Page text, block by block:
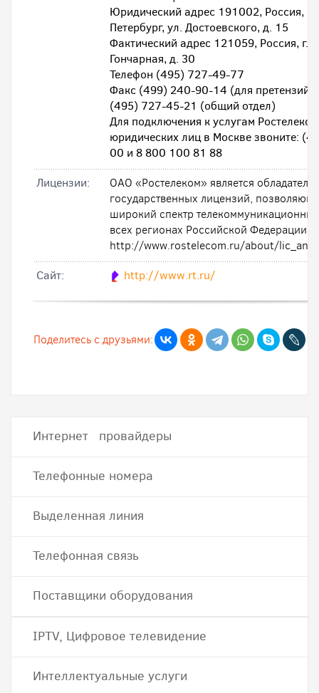
Юридический адрес 191002, Россия, г.
Петербург, ул. Достоевского, д. 15
Фактический адрес 121059, Россия, г.
Гончарная, д. 30
Телефон (495) 727-49-77
Факс (499) 240-90-14 (для претензий
(495) 727-45-21 (общий отдел)
Для подключения к услугам
юридических лиц в Москве звоните:
00 и 8 800 100 81 88
Лицензии:
ОАО «Ростелеком» является
государственных лицензий,
широкий спектр
всех регионах Российской Федерации.
http://www.rostelecom.ru/about/
Cайт:
http://www.rt.ru/
Поделитесь с друзьями:
Интернет провайдеры
Телефонные номера
Выделенная линия
Телефонная связь
Поставщики оборудования
IPTV, Цифровое телевидение
Интеллектуальные услуги